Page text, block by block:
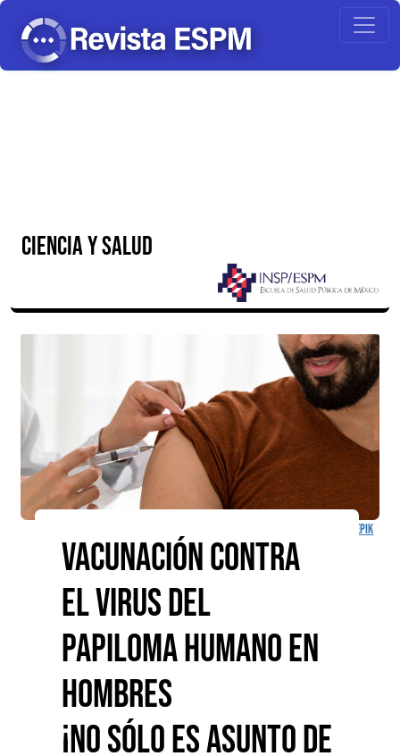
CIENCIA Y SALUD
Freepik
Vacunación contra
el virus del
papiloma humano en
hombres
¡No sólo es asunto de